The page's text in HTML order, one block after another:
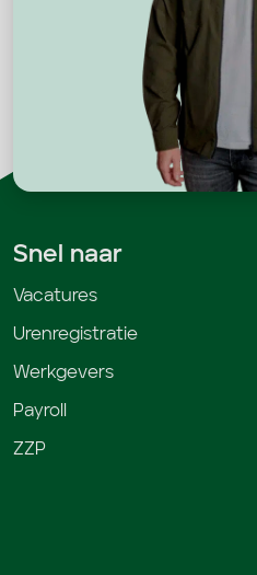
Snel naar
Vacatures
Urenregistratie
Werkgevers
Payroll
ZZP